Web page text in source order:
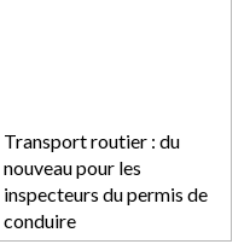
Transport routier : du
nouveau pour les
inspecteurs du permis de
conduire